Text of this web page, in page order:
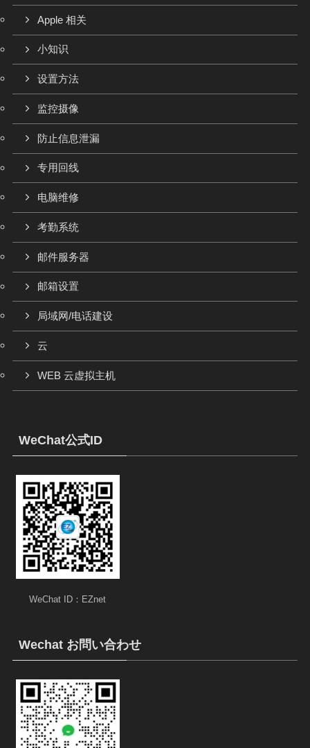
Apple 相关
小知识
设置方法
监控摄像
防止信息泄漏
专用回线
电脑维修
考勤系统
邮件服务器
邮箱设置
局域网/电话建设
云
WEB 云虚拟主机
WeChat公式ID
WeChat ID：EZnet
Wechat お問い合わせ